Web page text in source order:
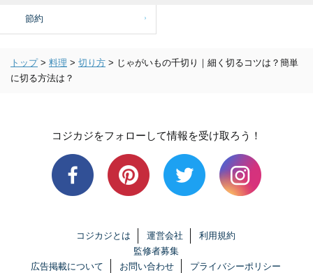
節約
トップ > 料理 > 切り方 > じゃがいもの千切り｜細く切るコツは？簡単
に切る方法は？
コジカジをフォローして情報を受け取ろう！
コジカジとは 運営会社
利用規約
監修者募集
広告掲載について
お問い合わせ プライバシーポリシー